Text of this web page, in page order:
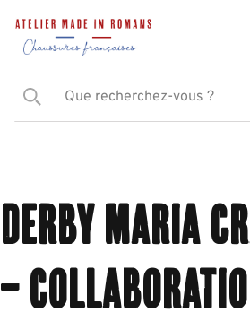
Derby Maria
–